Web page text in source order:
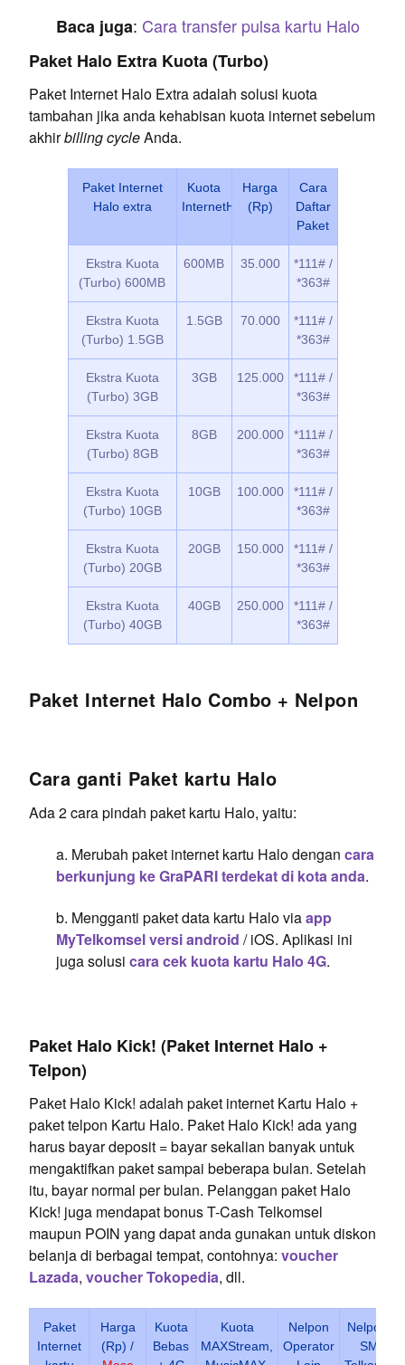
Baca juga: Cara transfer pulsa kartu Halo
Paket Halo Extra Kuota (Turbo)
Paket Internet Halo Extra adalah solusi kuota
tambahan jika anda kehabisan kuota internet sebelum
akhirbilling cycleAnda.
Paket Internet
Halo extra
Kuota
InternetHalo
Harga
(Rp)
Cara
Daftar
Paket
Ekstra Kuota
(Turbo) 600MB
600MB 35.000
*111# /
*363#
Ekstra Kuota
(Turbo) 1.5GB
1.5GB 70.000
*111# /
*363#
Ekstra Kuota
(Turbo) 3GB
3GB 125.000
*111# /
*363#
Ekstra Kuota
(Turbo) 8GB
8GB 200.000
*111# /
*363#
Ekstra Kuota
(Turbo) 10GB
10GB 100.000
*111# /
*363#
Ekstra Kuota
(Turbo) 20GB
20GB 150.000
*111# /
*363#
Ekstra Kuota
(Turbo) 40GB
40GB 250.000
*111# /
*363#
Paket Internet Halo Combo + Nelpon
Cara ganti Paket kartu Halo
Ada 2 cara pindah paket kartu Halo, yaitu:
a. Merubah paket internet kartu Halo dengan cara
berkunjung ke GraPARI terdekat di kota anda.
b. Mengganti paket data kartu Halo viaapp
MyTelkomsel versi android / iOS. Aplikasi ini
juga solusi cara cek kuota kartu Halo 4G.
Paket Halo Kick! (Paket Internet Halo +
Telpon)
Paket Halo Kick! adalah paket internet Kartu Halo +
paket telpon Kartu Halo. Paket Halo Kick! ada yang
harus bayar deposit = bayar sekalian banyak untuk
mengaktifkan paket sampai beberapa bulan. Setelah
itu, bayar normal per bulan. Pelanggan paket Halo
Kick! juga mendapat bonus T-Cash Telkomsel
maupun POIN yang dapat anda gunakan untuk diskon
belanja di berbagai tempat, contohnya: voucher
Lazada, voucher Tokopedia, dll.
Paket
Internet
Harga
(Rp) /
Kuota
Bebas
Kuota
MAXStream,
Nelpon
Operator
Nelpon +
SMS